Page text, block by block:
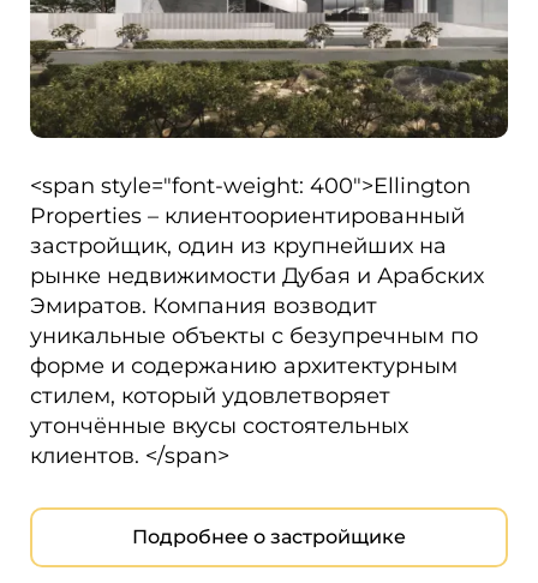
<span style="font-weight: 400">Ellington
Properties – клиентоориентированный
застройщик, один из крупнейших на
рынке недвижимости Дубая и Арабских
Эмиратов. Компания возводит
уникальные объекты с безупречным по
форме и содержанию архитектурным
стилем, который удовлетворяет
утончённые вкусы состоятельных
клиентов. </span>
Подробнее о застройщике